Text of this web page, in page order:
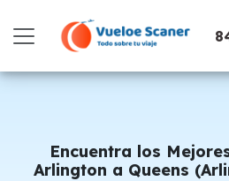
Encuentra los
Arlington a Queens